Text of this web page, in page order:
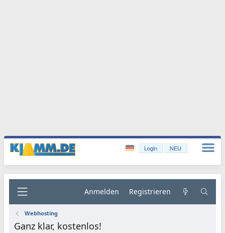
Login NEU
Anmelden Registrieren
Webhosting
Ganz klar, kostenlos!